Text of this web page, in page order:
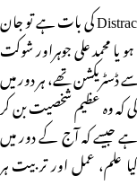
’’اور وہ جو ماحول کے تضاد، انٹرنیٹ، موبائل کے Distraction کی بات ہے تو جان
یا محمد علی جوہراور شوکت
تھے، ہر دور میں
کہ وہ عظیم شخصیت بن کر
ہے جیسے کہ آج کے دور میں
علم، عمل اور تربیت ہر